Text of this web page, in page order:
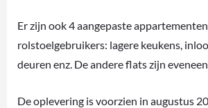
Er zijn ook 4 aangepaste
rolstoelgebruikers: lagere keukens,
deuren enz. De andere flats zijn
De oplevering is voorzien in augustus